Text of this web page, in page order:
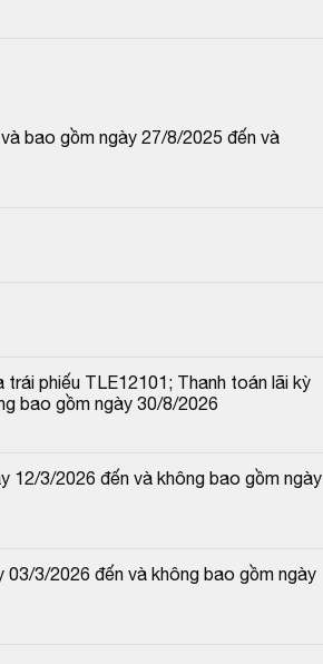
bao gồm ngày 27/8/2025 đến và
phiếu TLE12101; Thanh toán lãi kỳ
bao gồm ngày 30/8/2026
12/3/2026 đến và không bao gồm ngày
3/2026 đến và không bao gồm ngày